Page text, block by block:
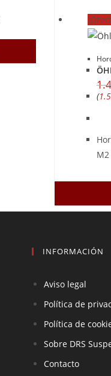
(
INFORMACIÓN
Aviso legal
Política de
Política de
Sobre DRS
Contacto